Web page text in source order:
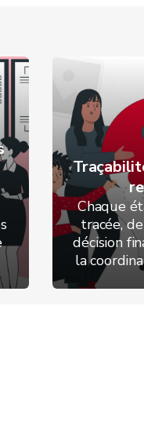
Chaque
tracée,
décision
la